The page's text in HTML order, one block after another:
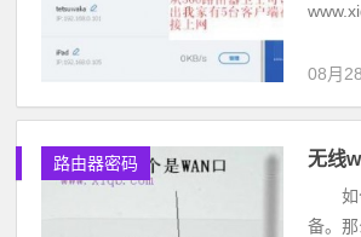
08月
路由器密码 无线
如今
备。